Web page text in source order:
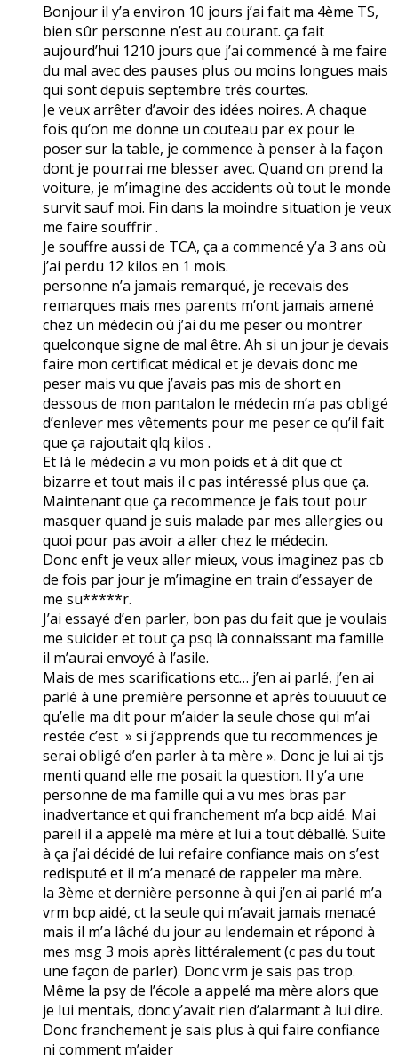
Bonjour il y’a environ 10 jours j’ai fait ma 4ème TS,
bien sûr personne n’est au courant. ça fait
aujourd’hui 1210 jours que j’ai commencé à me faire
du mal avec des pauses plus ou moins longues mais
qui sont depuis septembre très courtes.
Je veux arrêter d’avoir des idées noires. A chaque
fois qu’on me donne un couteau par ex pour le
poser sur la table, je commence à penser à la façon
dont je pourrai me blesser avec. Quand on prend la
voiture, je m’imagine des accidents où tout le monde
survit sauf moi. Fin dans la moindre situation je veux
me faire souffrir .
Je souffre aussi de TCA, ça a commencé y’a 3 ans où
j’ai perdu 12 kilos en 1 mois.
personne n’a jamais remarqué, je recevais des
remarques mais mes parents m’ont jamais amené
chez un médecin où j’ai du me peser ou montrer
quelconque signe de mal être. Ah si un jour je devais
faire mon certificat médical et je devais donc me
peser mais vu que j’avais pas mis de short en
dessous de mon pantalon le médecin m’a pas obligé
d’enlever mes vêtements pour me peser ce qu’il fait
que ça rajoutait qlq kilos .
Et là le médecin a vu mon poids et à dit que ct
bizarre et tout mais il c pas intéressé plus que ça.
Maintenant que ça recommence je fais tout pour
masquer quand je suis malade par mes allergies ou
quoi pour pas avoir a aller chez le médecin.
Donc enft je veux aller mieux, vous imaginez pas cb
de fois par jour je m’imagine en train d’essayer de
me su*****r.
J’ai essayé d’en parler, bon pas du fait que je voulais
me suicider et tout ça psq là connaissant ma famille
il m’aurai envoyé à l’asile.
Mais de mes scarifications etc… j’en ai parlé, j’en ai
parlé à une première personne et après touuuut ce
qu’elle ma dit pour m’aider la seule chose qui m’ai
restée c’est » si j’apprends que tu recommences je
serai obligé d’en parler à ta mère ». Donc je lui ai tjs
menti quand elle me posait la question. Il y’a une
personne de ma famille qui a vu mes bras par
inadvertance et qui franchement m’a bcp aidé. Mai
pareil il a appelé ma mère et lui a tout déballé. Suite
à ça j’ai décidé de lui refaire confiance mais on s’est
redisputé et il m’a menacé de rappeler ma mère.
la 3ème et dernière personne à qui j’en ai parlé m’a
vrm bcp aidé, ct la seule qui m’avait jamais menacé
mais il m’a lâché du jour au lendemain et répond à
mes msg 3 mois après littéralement (c pas du tout
une façon de parler). Donc vrm je sais pas trop.
Même la psy de l’école a appelé ma mère alors que
je lui mentais, donc y’avait rien d’alarmant à lui dire.
Donc franchement je sais plus à qui faire confiance
ni comment m’aider